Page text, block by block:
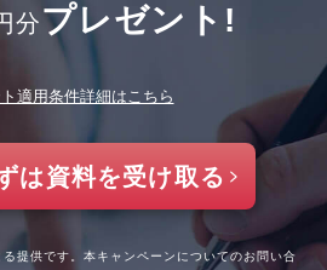
分プレゼント!
適用条件詳細はこちら
は資料を受け取る
提供です。本キャンペーンについてのお問い合